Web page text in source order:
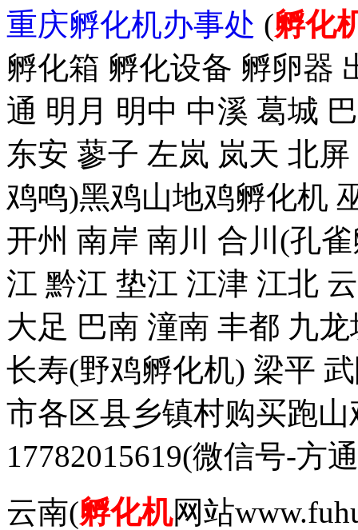
重庆孵化机办事处 (孵化
孵化箱 孵化设备 孵卵器
通 明月 明中 中溪 葛城
东安 蓼子 左岚 岚天 北
鸡鸣)黑鸡山地鸡孵化机
开州 南岸 南川 合川(孔
江 黔江 垫江 江津 江北
大足 巴南 潼南 丰都 九
长寿(野鸡孵化机) 梁平
市各区县乡镇村购买跑
17782015619(微信号-方
云南(孵化机网站